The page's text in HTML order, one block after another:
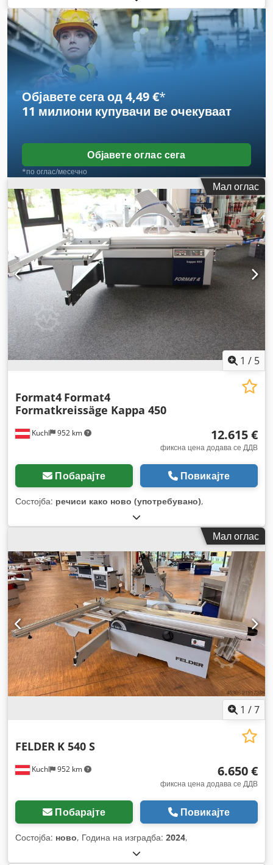
Објавете сега од 4,49 €*
11 милиони купувачи ве очекуваат
Објавете оглас сега
*по оглас/месечно
Мал оглас
1 / 5
Kuchl 952 km
Format4 Format4
Formatkreissäge Kappa 450
12.615 €
фиксна цена додава се ДДВ
Побарајте Повикајте
Состојба: речиси како ново (употребувано),
Мал оглас
1 /7
Kuchl 952 km
FELDER K 540 S
6.650 €
фиксна цена додава се ДДВ
Побарајте Повикајте
Состојба: ново, Година на изградба: 2024,